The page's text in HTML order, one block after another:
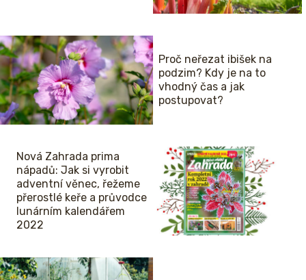
Proč neřezat ibišek na
podzim? Kdy je na to
vhodný čas a jak
postupovat?
Nová Zahrada prima
nápadů: Jak si vyrobit
adventní věnec, řežeme
přerostlé keře a průvodce
lunárním kalendářem
2022